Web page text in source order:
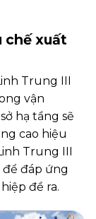
chế xuất
Trung III
vận
hạ tầng sẽ
cao hiệu
Trung III
đáp ứng
đề ra.